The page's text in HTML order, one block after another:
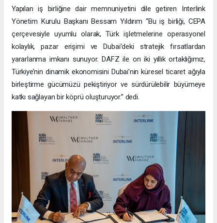
Yapılan iş birliğine dair memnuniyetini dile getiren Interlink
Yönetim Kurulu Başkanı Bessam Yıldırım “Bu iş birliği, CEPA
çerçevesiyle uyumlu olarak, Türk işletmelerine operasyonel
kolaylık, pazar erişimi ve Dubai’deki stratejik fırsatlardan
yararlanma imkanı sunuyor. DAFZ ile on iki yıllık ortaklığımız,
Türkiye’nin dinamik ekonomisini Dubai’nin küresel ticaret ağıyla
birleştirme gücümüzü pekiştiriyor ve sürdürülebilir büyümeye
katkı sağlayan bir köprü oluşturuyor.” dedi.